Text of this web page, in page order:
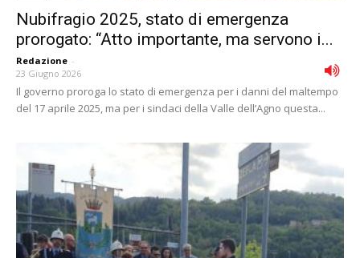
Nubifragio 2025, stato di emergenza
prorogato: “Atto importante, ma servono i...
Redazione -
23 Giugno 2026
Il governo proroga lo stato di emergenza per i danni del maltempo
del 17 aprile 2025, ma per i sindaci della Valle dell’Agno questa...